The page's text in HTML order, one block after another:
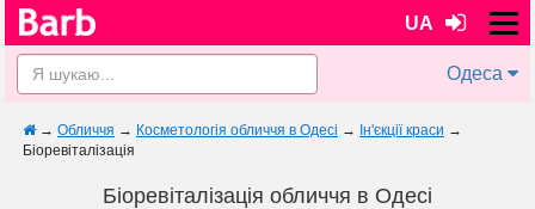
UA
Одеса
→ Обличчя → Косметологія обличчя в Одесі → Ін'єкції краси →
Біоревіталізація
Біоревіталізація обличчя в Одесі